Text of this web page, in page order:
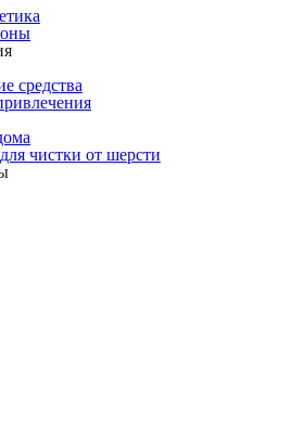
средства
чистки от шерсти